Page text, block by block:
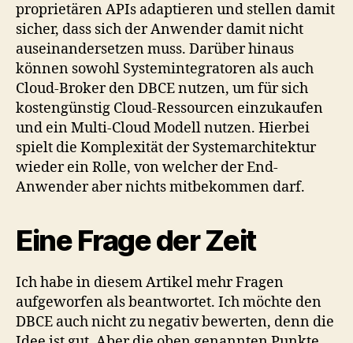
proprietären APIs adaptieren und stellen damit
sicher, dass sich der Anwender damit nicht
auseinandersetzen muss. Darüber hinaus
können sowohl Systemintegratoren als auch
Cloud-Broker den DBCE nutzen, um für sich
kostengünstig Cloud-Ressourcen einzukaufen
und ein Multi-Cloud Modell nutzen. Hierbei
spielt die Komplexität der Systemarchitektur
wieder ein Rolle, von welcher der End-
Anwender aber nichts mitbekommen darf.
Eine Frage der Zeit
Ich habe in diesem Artikel mehr Fragen
aufgeworfen als beantwortet. Ich möchte den
DBCE auch nicht zu negativ bewerten, denn die